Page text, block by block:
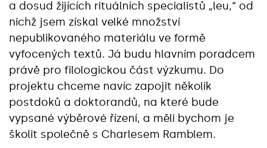
a dosud žijících rituálních specialistů „leu,“ od
nichž jsem získal velké množství
nepublikovaného materiálu ve formě
vyfocených textů. Já budu hlavním poradcem
právě pro filologickou část výzkumu. Do
projektu chceme navíc zapojit několik
postdoků a doktorandů, na které bude
vypsané výběrové řízení, a měli bychom je
školit společně s Charlesem Ramblem.